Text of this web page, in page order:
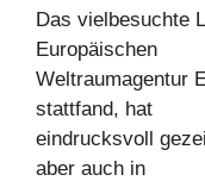
Das vielbesuchte
Europäischen
Weltraumagentur
stattfand, hat
eindrucksvoll
aber auch in